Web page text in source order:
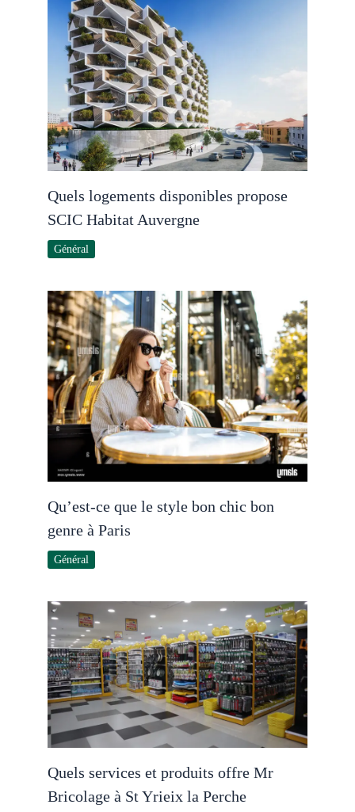
Quels logements disponibles propose
SCIC Habitat Auvergne
Général
Qu’est-ce que le style bon chic bon
genre à Paris
Général
Quels services et produits offre Mr
Bricolage à St Yrieix la Perche